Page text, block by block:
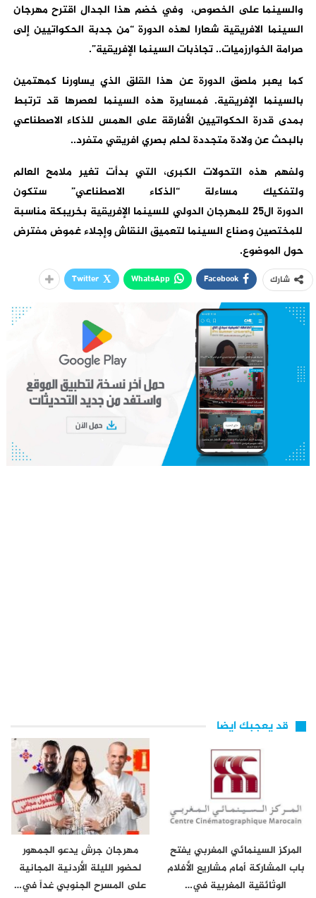
والسينما على الخصوص، وفي خضم هذا الجدال اقترح مهرجان
السينما الافريقية شعارا لهذه الدورة “من جدبة الحكواتيين إلى
صرامة الخوارزميات.. تجاذبات السينما الإفريقية”.
كما يعبر ملصق الدورة عن هذا القلق الذي يساورنا كمهتمين
بالسينما الإفريقية. فمسايرة هذه السينما لعصرها قد ترتبط
بمدى قدرة الحكواتيين الأفارقة على الهمس للذكاء الاصطناعي
بالبحث عن ولادة متجددة لحلم بصري افريقي متفرد..
ولفهم هذه التحولات الكبرى، التي بدأت تغير ملامح العالم
ولتفكيك مساءلة “الذكاء الاصطناعي” ستكون
الدورة ال25 للمهرجان الدولي للسينما الإفريقية بخريبكة مناسبة
للمختصين وصناع السينما لتعميق النقاش وإجلاء غموض مفترض
حول الموضوع.
شارك Facebook
WhatsApp
Twitter
قد يعجبك ايضا
المركز السينمائي المغربي يفتح
باب المشاركة أمام مشاريع الأفلام
الوثائقية المغربية في…
مهرجان جرش يدعو الجمهور
لحضور الليلة الأردنية المجانية
على المسرح الجنوبي غداً في…